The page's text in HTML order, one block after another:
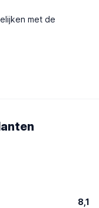
met de
8,1